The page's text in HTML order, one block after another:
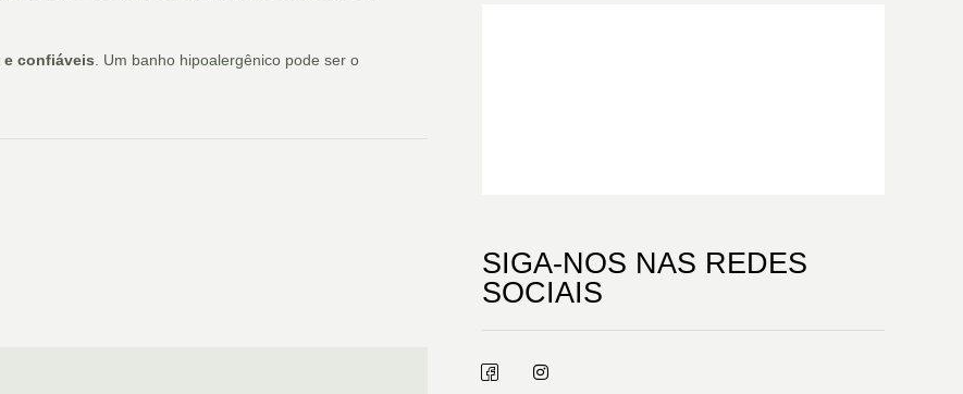
confiáveis . Um banho hipoalergênico pode ser o
SIGA-NOS NAS REDES
SOCIAIS